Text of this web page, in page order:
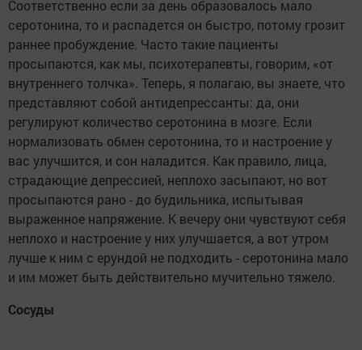
Соответственно если за день образовалось мало
серотонина, то и распадется он быстро, потому грозит
раннее пробуждение. Часто такие пациенты
просыпаются, как мы, психотерапевты, говорим, «от
внутреннего толчка». Теперь, я полагаю, вы знаете, что
представляют собой антидепрессанты: да, они
регулируют количество серотонина в мозге. Если
нормализовать обмен серотонина, то и настроение у
вас улучшится, и сон наладится. Как правило, лица,
страдающие депрессией, неплохо засыпают, но вот
просыпаются рано - до будильника, испытывая
выраженное напряжение. К вечеру они чувствуют себя
неплохо и настроение у них улучшается, а вот утром
лучше к ним с ерундой не подходить - серотонина мало
и им может быть действительно мучительно тяжело.
Сосуды